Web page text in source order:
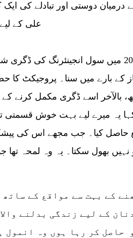
درمیان دوستی اور تبادلے کی
علی کے
بالآخر اسے ڈگری مکمل کرنے کے
کہا یہ میرے لیے بہت خوش
حاصل کیا۔ جب مجھے اس کی
بھول سکتا۔ یہ وہ لمحہ تھا
کے بہت سے مواقع کے ساتھ
کے لیے زندگی بدلنے
حاصل کر رہا ہوں وہ انمول